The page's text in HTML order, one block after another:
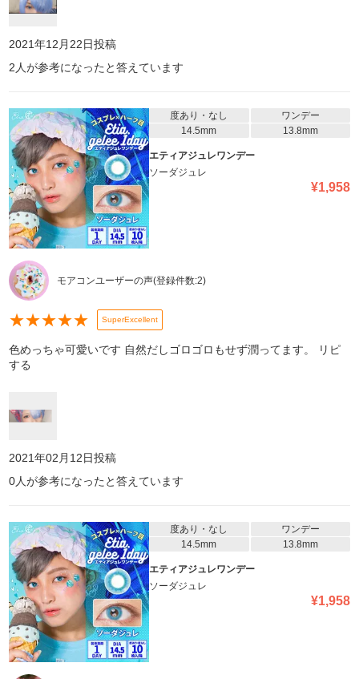
ちゃいいので、生で見ると人間味が少ないというか少し怖さはあり
し、可愛く撮れたので満足です。青いウィッグつけたら、イエベの
私でも発色のいい青眼が浮かなかったです! (この日は試しに付けて
みただけなので、メイク(特に眉毛は)キャラを再現出来てなくて申
チに派手なの付けたい人とかコスプレ用探してる人におすすめです!
2021年12月22日投稿
2 人が参考になったと答えています
度あり・なし
ワンデー
14.5mm
13.8mm
エティアジュレワンデー
ソーダジュレ
¥1,958
モアコンユーザーの声(登録件数:2)
★★★★★ SuperExcellent
色めっちゃ可愛いです 自然だしゴロゴロもせず潤ってます。 リピ
する
2021年02月12日投稿
0人が参考になったと答えています
度あり・なし
ワンデー
14.5mm
13.8mm
エティアジュレワンデー
ソーダジュレ
¥1,958